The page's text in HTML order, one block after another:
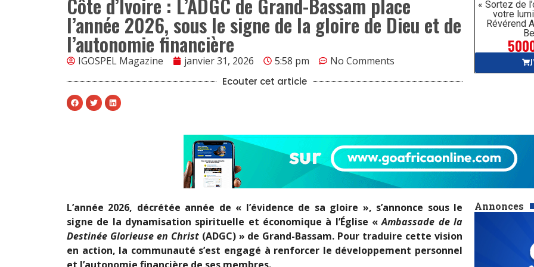
« Sortez de
votre
Révérend
Côte d’Ivoire : L’ADGC de Grand-Bassam place
l’année 2026, sous le signe de la gloire de Dieu et de
l’autonomie financière
IGOSPEL Magazine janvier 31, 2026 5:58 pm No Comments
Ecouter cet article
Annonces
L’année 2026, décrétée année de « l’évidence de sa gloire », s’annonce sous le
signe de la dynamisation spirituelle et économique à l’Église «Ambassade de la
Destinée Glorieuse en Christ(ADGC) » de Grand-Bassam. Pour traduire cette vision
en action, la communauté s’est engagé à renforcer le développement personnel